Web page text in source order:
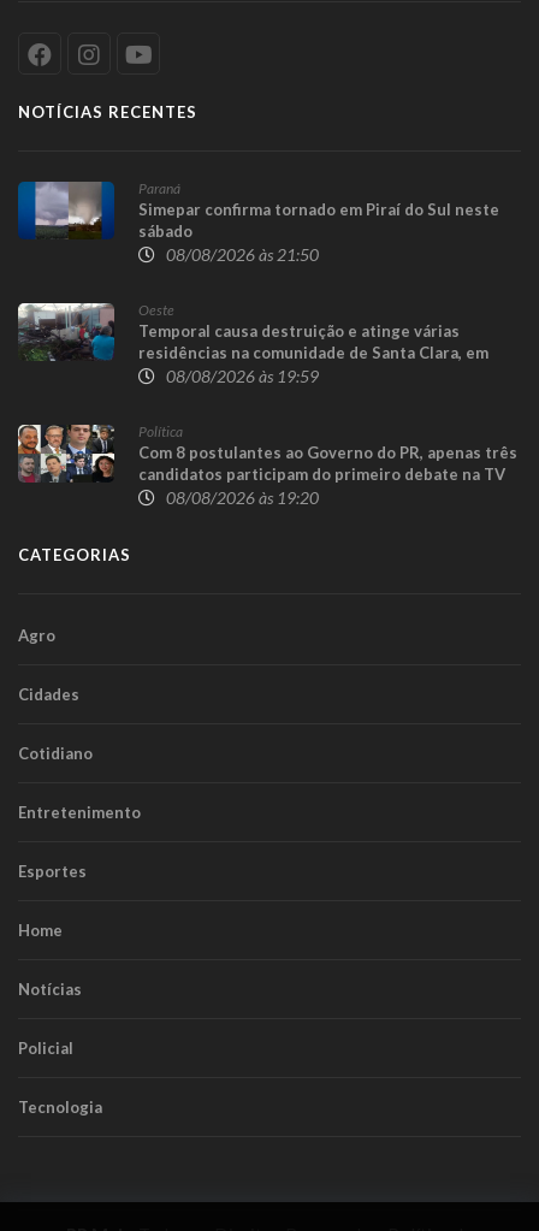
NOTÍCIAS RECENTES
Paraná
Simepar confirma tornado em Piraí do Sul neste
sábado
08/08/2026 às 21:50
Oeste
Temporal causa destruição e atinge várias
residências na comunidade de Santa Clara, em
Candói08/08/2026 às 19:59
Política
Com 8 postulantes ao Governo do PR, apenas três
candidatos participam do primeiro debate na TV
08/08/2026 às 19:20
CATEGORIAS
Agro
Cidades
Cotidiano
Entretenimento
Esportes
Home
Notícias
Policial
Tecnologia